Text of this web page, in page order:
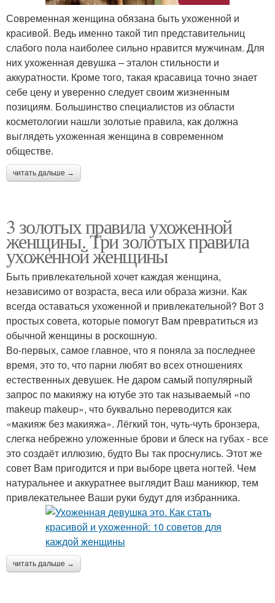
Современная женщина обязана быть ухоженной и
красивой. Ведь именно такой тип представительниц
слабого пола наиболее сильно нравится мужчинам. Для
них ухоженная девушка – эталон стильности и
аккуратности. Кроме того, такая красавица точно знает
себе цену и уверенно следует своим жизненным
позициям. Большинство специалистов из области
косметологии нашли золотые правила, как должна
выглядеть ухоженная женщина в современном
обществе.
читать дальше →
3 золотых правила ухоженной
женщины. Три золотых правила
ухоженной женщины
Быть привлекательной хочет каждая женщина,
независимо от возраста, веса или образа жизни. Как
всегда оставаться ухоженной и привлекательной? Вот 3
простых совета, которые помогут Вам превратиться из
обычной женщины в роскошную.
Во-первых, самое главное, что я поняла за последнее
время, это то, что парни любят во всех отношениях
естественных девушек. Не даром самый популярный
запрос по макияжу на ютубе это так называемый «no
makeup makeup», что буквально переводится как
«макияж без макияжа». Лёгкий тон, чуть-чуть бронзера,
слегка небрежно уложенные брови и блеск на губах - все
это создаёт иллюзию, будто Вы так проснулись. Этот же
совет Вам пригодится и при выборе цвета ногтей. Чем
натуральнее и аккуратнее выглядит Ваш маникюр, тем
привлекательнее Ваши руки будут для избранника.
читать дальше →